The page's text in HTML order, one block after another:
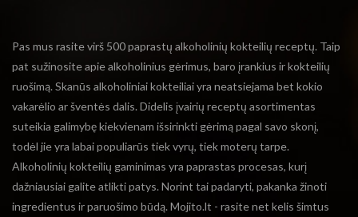
Pas mus rasite virš 500 paprastų alkoholinių kokteilių receptų. Taip
pat sužinosite apie alkoholinius gėrimus, baro įrankius ir kokteilių
ruošimą. Skanūs alkoholiniai kokteiliai yra neatsiejama bet kokio
vakarėlio ar šventės dalis. Didelis įvairių receptų asortimentas
suteikia galimybę kiekvienam išsirinkti gėrimą pagal savo skonį,
todėl jie yra labai populiarūs tiek vyrų, tiek moterų tarpe.
Alkoholinių kokteilių gaminimas yra paprastas procesas, kurį
dažniausiai galite atlikti patys. Norint tai padaryti, pakanka žinoti
ingredientus ir paruošimo būdą. Mojito.lt - rasite net kelis šimtus